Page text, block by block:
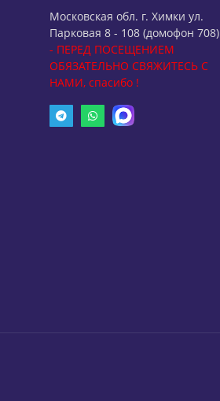
Московская обл. г. Химки ул.
Парковая 8 - 108 (домофон 708)
- ПЕРЕД ПОСЕЩЕНИЕМ
ОБЯЗАТЕЛЬНО СВЯЖИТЕСЬ С
НАМИ, спасибо !